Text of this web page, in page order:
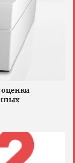
оценки